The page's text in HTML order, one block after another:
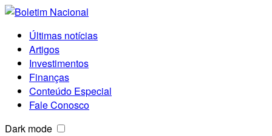
Últimas notícias
Artigos
Investimentos
Finanças
Conteúdo Especial
Fale Conosco
Dark mode